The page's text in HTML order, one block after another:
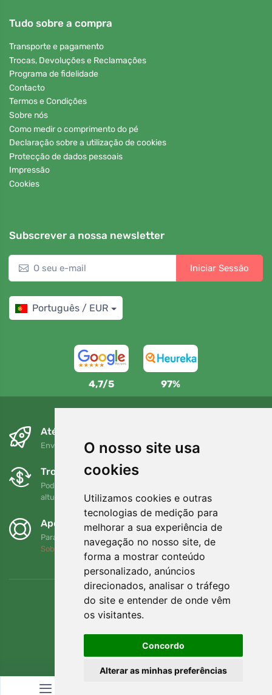
O nosso site usa
cookies
Utilizamos cookies e outras
tecnologias de medição para
melhorar a sua experiência de
navegação no nosso site, de
forma a mostrar conteúdo
personalizado, anúncios
direcionados, analisar o tráfego
do site e entender de onde vêm
os visitantes.
Concordo
Alterar as minhas preferências
Tudo sobre a compra
Transporte e pagamento
Trocas, Devoluções e Reclamações
Programa de fidelidade
Contacto
Termos e Condições
Sobre nós
Como medir o comprimento do pé
Declaração sobre a utilização de cookies
Protecção de dados pessoais
Impressão
Cookies
Subscrever a nossa newsletter
Iniciar Sessão
Português / EUR
4,7/5 97%
Até ao dia seguinte e sem custos
Envio gratuito para encomendas superiores a 80 EUR
Trocas e devoluções gratuitas
Pode devolver ou trocar a sua encomenda em qualquer
altura no prazo de 90 dias
Apoiamos a Trees.org
Para cada encomenda plantamos uma árvore! Leia mais
Sobre nós